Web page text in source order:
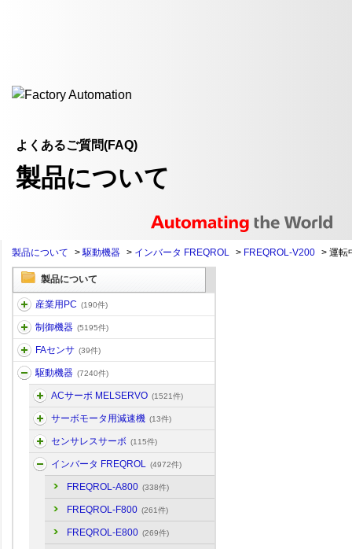
よくあるご質問(FAQ)
製品について
製品について >駆動機器 > インバータ FREQROL > FREQROL-V200 > 運転
製品について
産業用PC (190件)
制御機器 (5195件)
FAセンサ (39件)
駆動機器 (7240件)
ACサーボ MELSERVO (1521件)
サーボモータ用減速機 (13件)
センサレスサーボ (115件)
インバータ FREQROL (4972件)
FREQROL-A800 (338件)
FREQROL-F800 (261件)
FREQROL-E800 (269件)